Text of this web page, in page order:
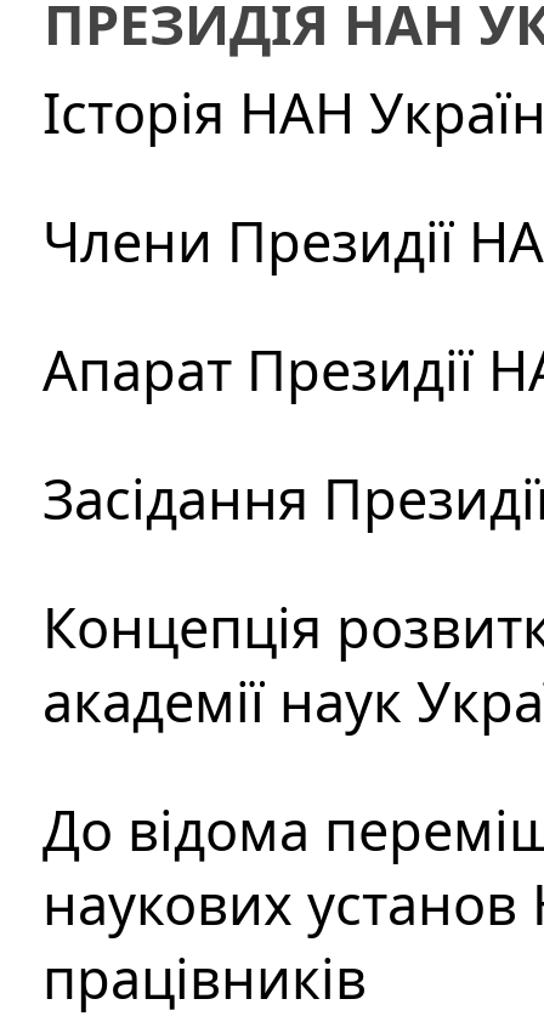
ПРЕЗИДІЯ НАН
Історія НАН
Члени Президії
Апарат Президії
Засідання
Концепція
академії наук
До відома
наукових установ
працівників